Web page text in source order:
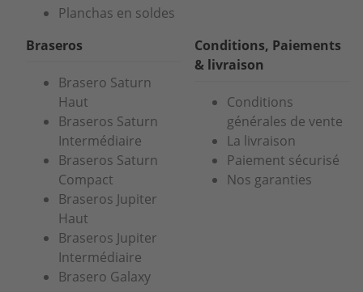
Planchas en soldes
Braseros
Brasero Saturn
Haut
Braseros Saturn
Intermédiaire
Braseros Saturn
Compact
Braseros Jupiter
Haut
Braseros Jupiter
Intermédiaire
Brasero Galaxy
Conditions, Paiements
& livraison
Conditions
générales de vente
La livraison
Paiement sécurisé
Nos garanties